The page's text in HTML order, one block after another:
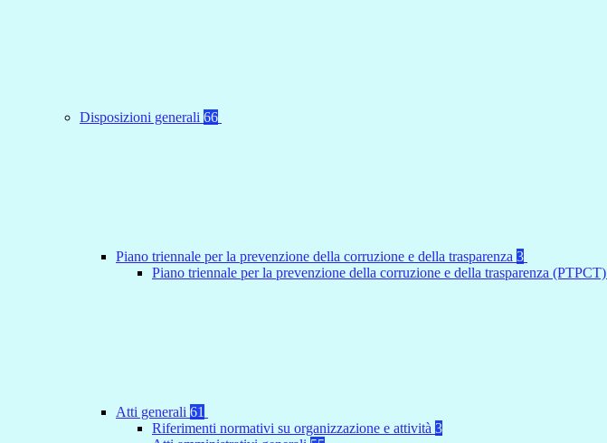
Disposizioni generali 66
Piano triennale per la prevenzione della corruzione e della trasparenza 3
Piano triennale per la prevenzione della corruzione e della trasparenza (PTPCT)
Atti generali 61
Riferimenti normativi su organizzazione e attività 3